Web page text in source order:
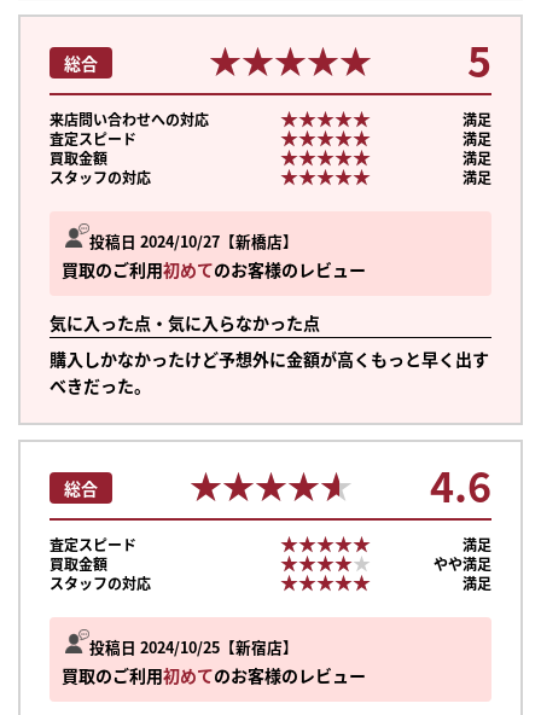
投稿日 2024/10/27 新橋店
買取のご利用初めてのお客様のレビュー
気に入った点・気に入らなかった点
購入しかなかったけど予想外に金額が高くもっと早く出す
べきだった。
総合 ★★★★★
★★★★★ 5
来店問い合わせへの対応 ★★★★★
★★★★★
満足
査定スピード
★★★★★
★★★★★
満足
買取金額
★★★★★
★★★★★
満足
スタッフの対応
★★★★★
★★★★★ 満足
投稿日 2024/10/25 新宿店
買取のご利用初めてのお客様のレビュー
総合 ★★★★★
★★★★★ 4.6
査定スピード ★★★★★
★★★★★
満足
買取金額
★★★★★
★★★★★
やや満足
スタッフの対応
★★★★★
★★★★★ 満足
まずは
かんたん30秒でお試し査定